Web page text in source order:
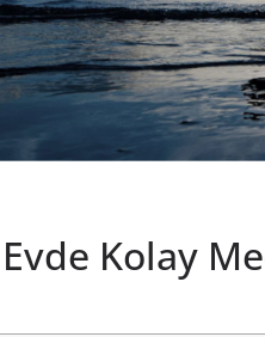
Kolay